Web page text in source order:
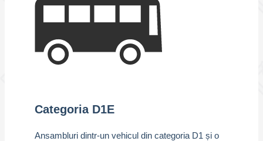
Categoria D1E
Ansambluri dintr-un vehicul din categoria D1 și o